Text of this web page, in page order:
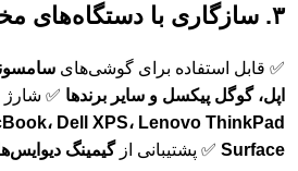
۳. سازگاری با دستگاه‌های مختلف
✅ قابل استفاده برای گوشی‌های
اپل، گوگل پیکسل و سایر برندها ✅ شارژ
Surface ✅ پشتیبانی ازگیمینگ